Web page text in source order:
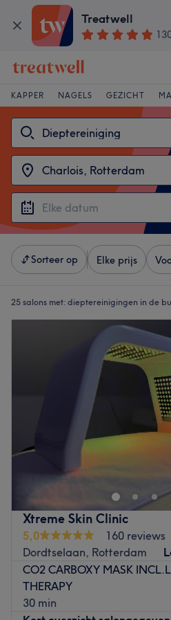
Treatwell
KAPPER NAGELS GEZICHT
Sorteer op Elke prijs
25 salons met: dieptereinigingen in de
Xtreme Skin Clinic
5,0
160 reviews
Dordtselaan, Rotterdam
CO2 CARBOXY MASK
THERAPY
30 min